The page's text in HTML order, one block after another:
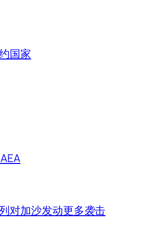
国家
对加沙发动更多袭击